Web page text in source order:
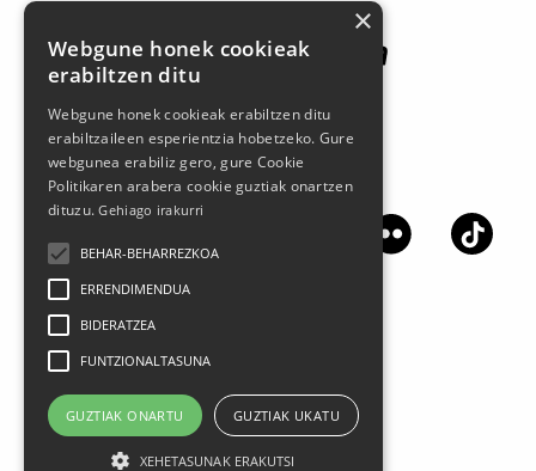
Síguenos en las redes sociales
×
Webgune honek cookieak
erabiltzen ditu
Webgune honek cookieak erabiltzen ditu
erabiltzaileen esperientzia hobetzeko. Gure
webgunea erabiliz gero, gure Cookie
Politikaren arabera cookie guztiak onartzen
dituzu.Gehiago irakurri
BEHAR-BEHARREZKOA
ERRENDIMENDUA
BIDERATZEA
FUNTZIONALTASUNA
GUZTIAK ONARTU GUZTIAK UKATU
XEHETASUNAK ERAKUTSI